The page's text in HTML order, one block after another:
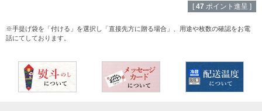
食べ方レシピ
レトルトカレー
コーンスープ
[ 47 ポイント進呈 ]
※手提げ袋を「付ける」を選択し「直接先方に贈る場合」、用途や枚数の確認をお電
話にてしております。